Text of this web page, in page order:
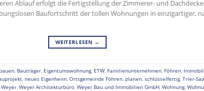
Ablauf erfolgt die Fertigstellung der Zimmerer- und
Baufortschritt der tollen Wohnungen in einzigartiger,
WEITERLESEN →
, Bauträger, Eigentumswohnung, ETW, Familienunternehmen, Föhren,
, neues Eigenheim, Ortsgemeinde Föhren, planen, schlüsselfertig, Trier-
Weyer, Weyer Architekturbüro, Weyer Bau und Immobilien GmbH, Wohnung,